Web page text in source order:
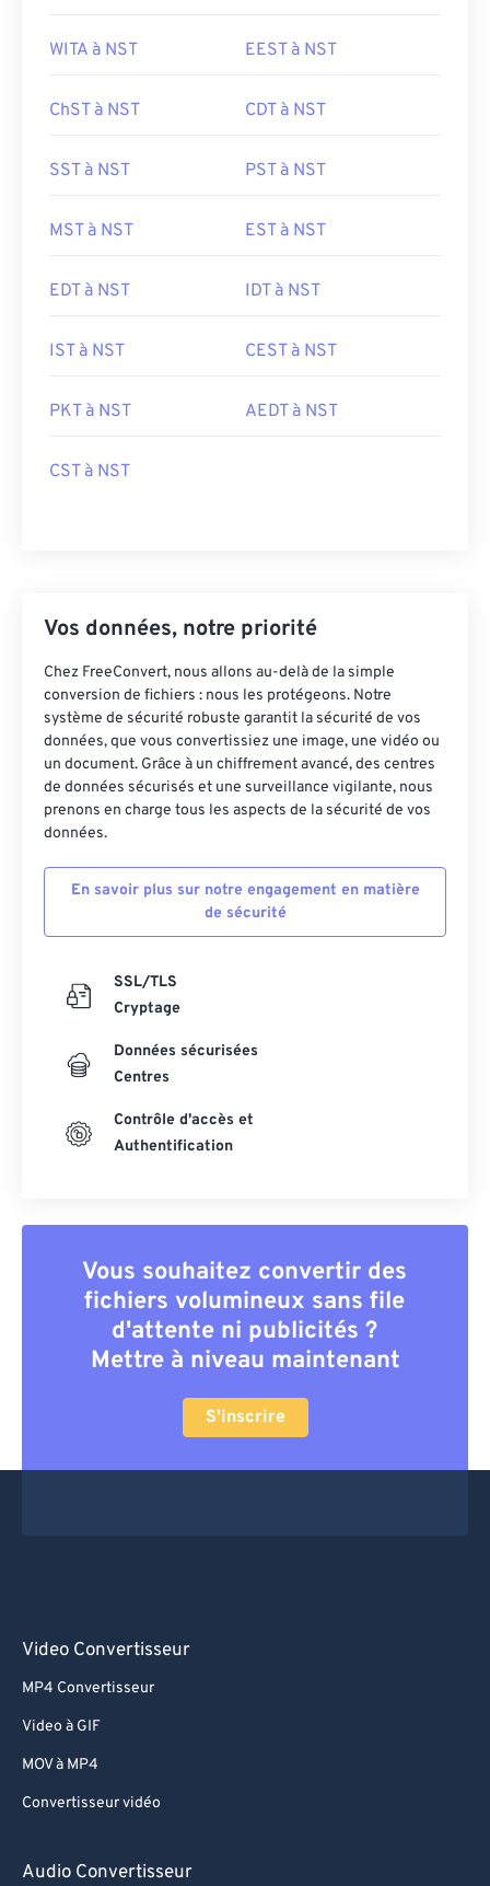
WITA à NST EEST à NST
ChST à NST CDT à NST
SST à NST PST à NST
MST à NST EST à NST
EDT à NST IDT à NST
IST à NST CEST à NST
PKT à NST AEDT à NST
CST à NST
Vos données, notre priorité
Chez FreeConvert, nous allons au-delà de la simple
conversion de fichiers : nous les protégeons. Notre
système de sécurité robuste garantit la sécurité de vos
données, que vous convertissiez une image, une vidéo ou
un document. Grâce à un chiffrement avancé, des centres
de données sécurisés et une surveillance vigilante, nous
prenons en charge tous les aspects de la sécurité de vos
données.
En savoir plus sur notre engagement en matière
de sécurité
SSL/TLS
Cryptage
Données sécurisées
Centres
Contrôle d'accès et
Authentification
Vous souhaitez convertir des
fichiers volumineux sans file
d'attente ni publicités ?
Mettre à niveau maintenant
S'inscrire
Video Convertisseur
MP4 Convertisseur
Video à GIF
MOV à MP4
Convertisseur vidéo
Audio Convertisseur